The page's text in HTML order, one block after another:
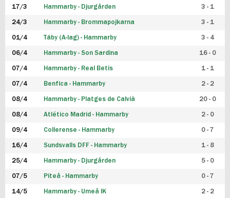
FUTSAL HERR
FUTSAL DAM
17/3 Hammarby - Djurgården 3 - 1
24/3 Hammarby - Brommapojkarna 3 - 1
01/4 Täby (A-lag) - Hammarby 3 - 4
06/4 Hammarby - Son Sardina 16 - 0
07/4 Hammarby - Real Betis 1 - 1
07/4 Benfica - Hammarby 2 - 2
08/4 Hammarby - Platges de Calvià 20 - 0
08/4 Atlético Madrid - Hammarby 2 - 0
09/4 Collerense - Hammarby 0 - 7
16/4 Sundsvalls DFF - Hammarby 1 - 8
25/4 Hammarby - Djurgården 5 - 0
07/5 Piteå - Hammarby 0 - 7
14/5 Hammarby - Umeå IK 2 - 2